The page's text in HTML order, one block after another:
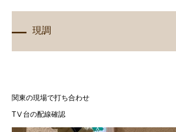
現調
関東の現場で打ち合わせ
TⅤ台の配線確認